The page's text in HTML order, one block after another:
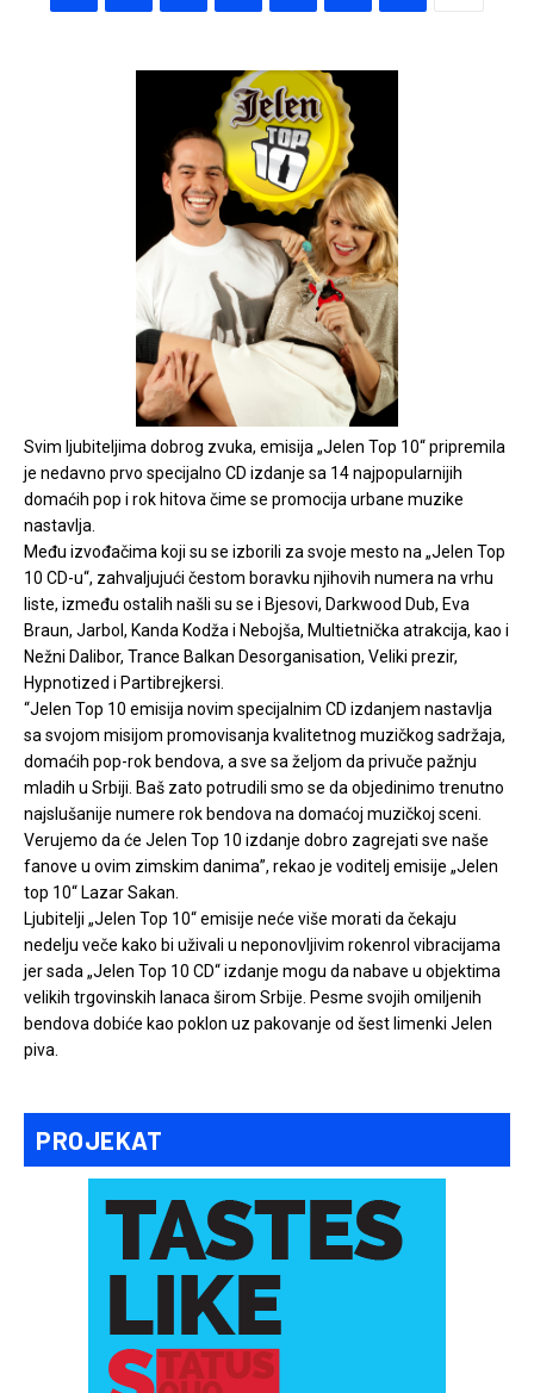
PROJEKAT
Svim ljubiteljima dobrog zvuka, emisija „Jelen Top 10“ pripremila
je nedavno prvo specijalno CD izdanje sa 14 najpopularnijih
domaćih pop i rok hitova čime se promocija urbane muzike
nastavlja.
Među izvođačima koji su se izborili za svoje mesto na „Jelen Top
10 CD-u“, zahvaljujući čestom boravku njihovih numera na vrhu
liste, između ostalih našli su se i Bjesovi, Darkwood Dub, Eva
Braun, Jarbol, Kanda Kodža i Nebojša, Multietnička atrakcija, kao i
Nežni Dalibor, Trance Balkan Desorganisation, Veliki prezir,
Hypnotized i Partibrejkersi.
“Jelen Top 10 emisija novim specijalnim CD izdanjem nastavlja
sa svojom misijom promovisanja kvalitetnog muzičkog sadržaja,
domaćih pop-rok bendova, a sve sa željom da privuče pažnju
mladih u Srbiji. Baš zato potrudili smo se da objedinimo trenutno
najslušanije numere rok bendova na domaćoj muzičkoj sceni.
Verujemo da će Jelen Top 10 izdanje dobro zagrejati sve naše
fanove u ovim zimskim danima”, rekao je voditelj emisije „Jelen
top 10“ Lazar Sakan.
Ljubitelji „Jelen Top 10“ emisije neće više morati da čekaju
nedelju veče kako bi uživali u neponovljivim rokenrol vibracijama
jer sada „Jelen Top 10 CD“ izdanje mogu da nabave u objektima
velikih trgovinskih lanaca širom Srbije. Pesme svojih omiljenih
bendova dobiće kao poklon uz pakovanje od šest limenki Jelen
piva.